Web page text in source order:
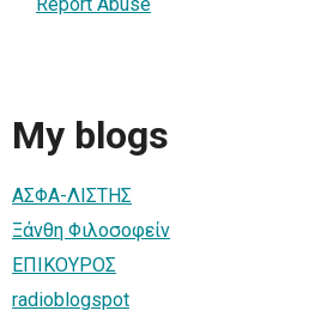
My blogs
ΑΣΦΑ-ΛΙΣΤΗΣ
Ξάνθη Φιλοσοφείν
ΕΠΙΚΟΥΡΟΣ
radioblogspot